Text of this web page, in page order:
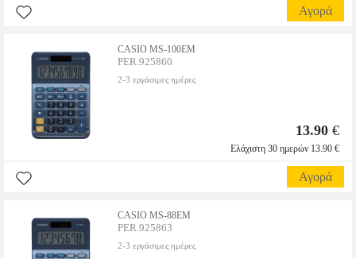
Αγορά
CASIO MS-100EM
PER.925860
2-3 εργάσιμες ημέρες
13.90 €
Ελάχιστη 30 ημερών 13.90 €
Αγορά
CASIO MS-88EM
PER.925863
2-3 εργάσιμες ημέρες